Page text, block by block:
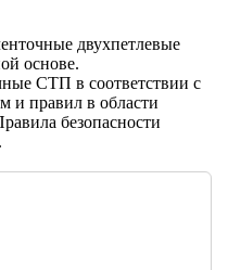
двухпетлевые
основе.
СТП в соответствии с
и правил в области
безопасности